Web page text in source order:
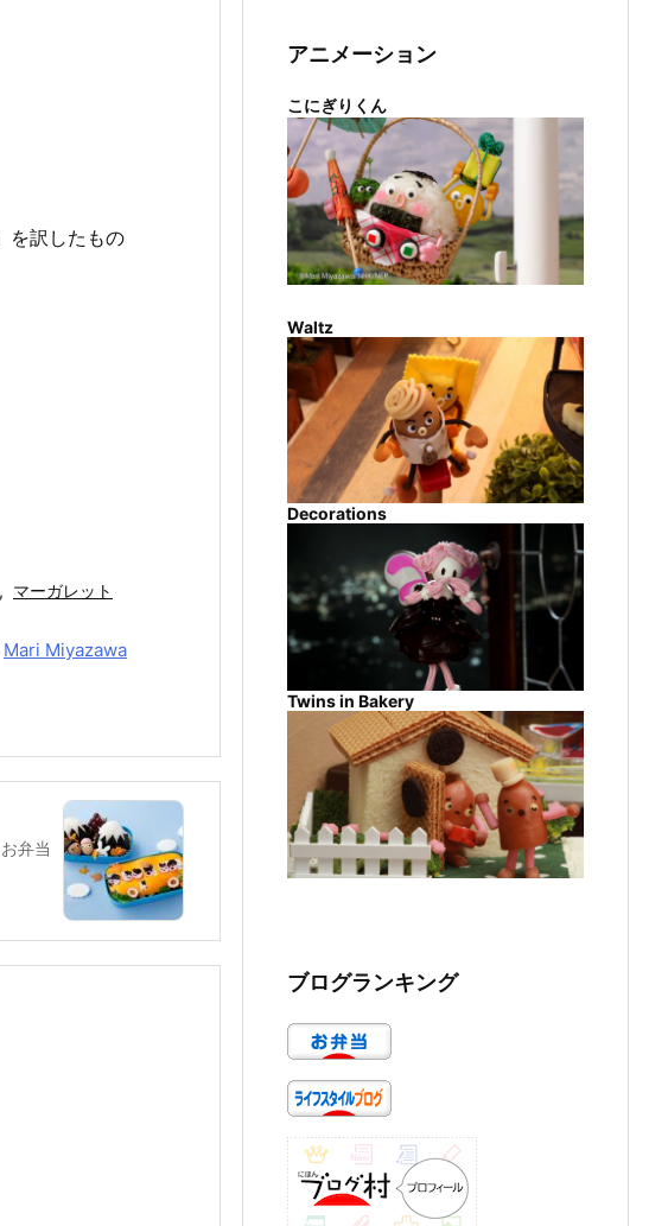
を訳したもの
, マーガレット
Mari Miyazawa
弁当
ー
アニメーション
こにぎりくん
Waltz
Decorations
Twins in Bakery
ブログランキング